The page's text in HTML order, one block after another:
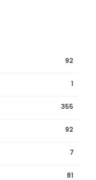
92
1
355
92
7
81